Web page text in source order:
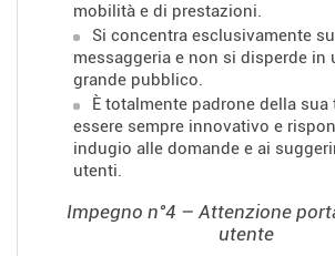
mobilità e di prestazioni.
Si concentra esclusivamente
messaggeria e non si disperde in
grande pubblico.
È totalmente padrone della
essere sempre innovativo e
indugio alle domande e ai
utenti.
Impegno n°4 – Attenzione
utente